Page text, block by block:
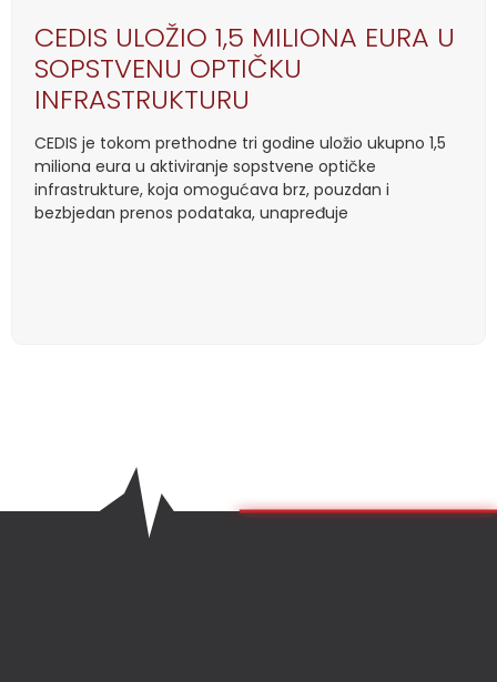
CEDIS ULOŽIO 1,5 MILIONA EURA U
SOPSTVENU OPTIČKU
INFRASTRUKTURU
CEDIS je tokom prethodne tri godine uložio ukupno 1,5
miliona eura u aktiviranje sopstvene optičke
infrastrukture, koja omogućava brz, pouzdan i
bezbjedan prenos podataka, unapređuje